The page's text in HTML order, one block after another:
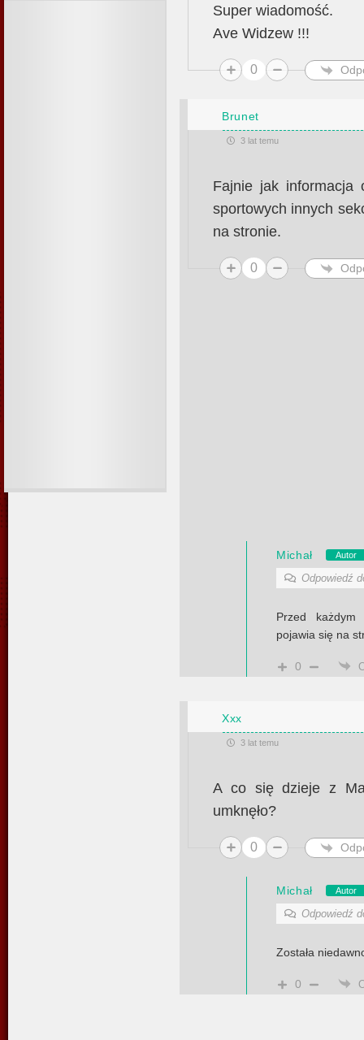
Super wiadomość.
Ave Widzew !!!
0
Brunet
3 lat temu
Fajnie jak informacja
sportowych innych
na stronie.
0
Michał Autor
Odpowiedź
Przed
pojawia się na
0
Xxx
3 lat temu
A co się dzieje z
umknęło?
0
Michał Autor
Odpowiedź
Została
0